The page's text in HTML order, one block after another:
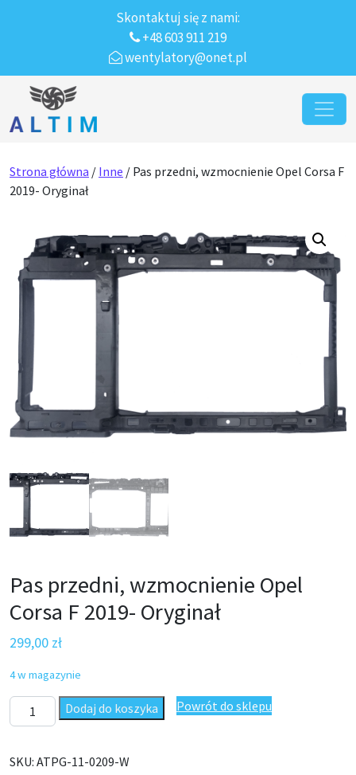
Skontaktuj się z nami:
+48 603 911 219
wentylatory@onet.pl
Przejdź do treści
Main Navigation
Strona główna / Inne / Pas przedni, wzmocnienie Opel Corsa F
2019- Oryginał
Pas przedni, wzmocnienie Opel
Corsa F 2019- Oryginał
299,00 zł
4 w magazynie
ilość Pas przedni, wzmocnienie Opel Corsa F 2019- Oryginał
Dodaj do koszyka Powrót do sklepu
SKU: ATPG-11-0209-W